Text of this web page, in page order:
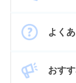
よく
おす